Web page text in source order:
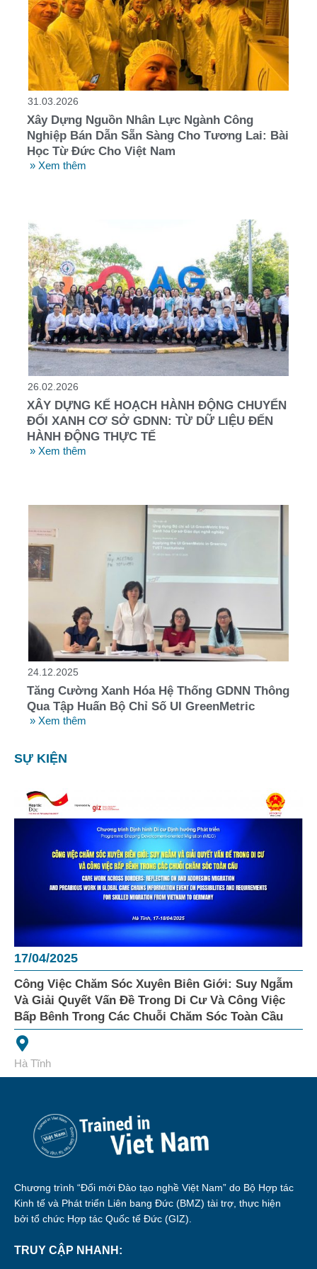
31.03.2026
Xây Dựng Nguồn Nhân Lực Ngành Công
Nghiệp Bán Dẫn Sẵn Sàng Cho Tương Lai: Bài
Học Từ Đức Cho Việt Nam
» Xem thêm
26.02.2026
XÂY DỰNG KẾ HOẠCH HÀNH ĐỘNG CHUYỂN
ĐỔI XANH CƠ SỞ GDNN: TỪ DỮ LIỆU ĐẾN
HÀNH ĐỘNG THỰC TẾ
» Xem thêm
24.12.2025
Tăng Cường Xanh Hóa Hệ Thống GDNN Thông
Qua Tập Huấn Bộ Chỉ Số UI GreenMetric
» Xem thêm
SỰ KIỆN
17/04/2025
Công Việc Chăm Sóc Xuyên Biên Giới: Suy Ngẫm
Và Giải Quyết Vấn Đề Trong Di Cư Và Công Việc
Bấp Bênh Trong Các Chuỗi Chăm Sóc Toàn Cầu
Hà Tĩnh
Chương trình “Đổi mới Đào tạo nghề Việt Nam” do Bộ Hợp tác
Kinh tế và Phát triển Liên bang Đức (BMZ) tài trợ, thực hiện
bởi tổ chức Hợp tác Quốc tế Đức (GIZ).
TRUY CẬP NHANH: